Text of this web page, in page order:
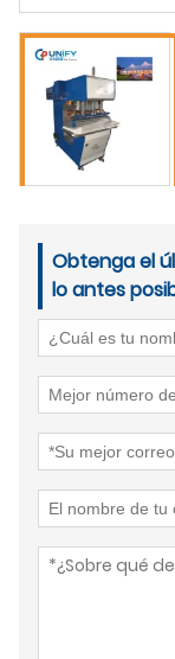
Obtenga el
lo antes